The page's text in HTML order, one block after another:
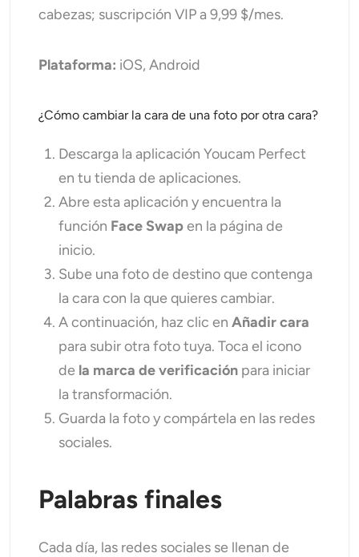
cabezas; suscripción VIP a 9,99 $/mes.
Plataforma: iOS, Android
¿Cómo cambiar la cara de una foto por otra cara?
Descarga la aplicación Youcam Perfect
en tu tienda de aplicaciones.
Abre esta aplicación y encuentra la
función Face Swapen la página de
inicio.
Sube una foto de destino que contenga
la cara con la que quieres cambiar.
A continuación, haz clic en Añadir cara
para subir otra foto tuya. Toca el icono
de la marca de verificación para iniciar
la transformación.
Guarda la foto y compártela en las redes
sociales.
Palabras finales
Cada día, las redes sociales se llenan de